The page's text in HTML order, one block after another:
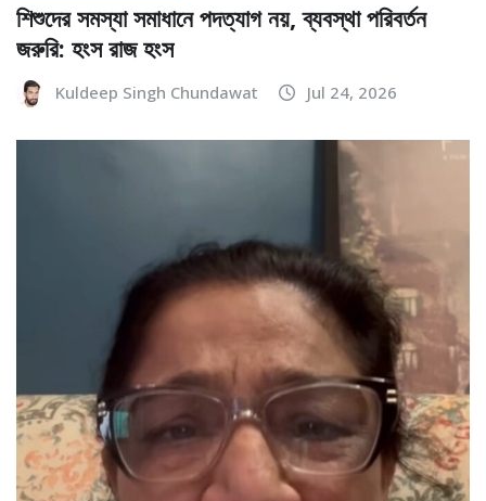
শিশুদের সমস্যা সমাধানে পদত্যাগ নয়, ব্যবস্থা পরিবর্তন
জরুরি: হংস রাজ হংস
Kuldeep Singh Chundawat Jul 24, 2026